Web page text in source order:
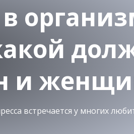
и
встречается у многих